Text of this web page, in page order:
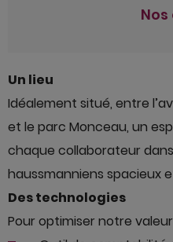
Un lieu
Idéalement situé, entre
et le parc Monceau, un
chaque collaborateur
haussmanniens spacieux
Des technologies
Pour optimiser notre